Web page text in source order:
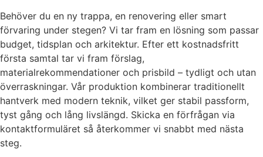
Behöver du en ny trappa, en renovering eller smart
förvaring under stegen? Vi tar fram en lösning som passar
budget, tidsplan och arkitektur. Efter ett kostnadsfritt
första samtal tar vi fram förslag,
materialrekommendationer och prisbild – tydligt och utan
överraskningar. Vår produktion kombinerar traditionellt
hantverk med modern teknik, vilket ger stabil passform,
tyst gång och lång livslängd. Skicka en förfrågan via
kontaktformuläret så återkommer vi snabbt med nästa
steg.